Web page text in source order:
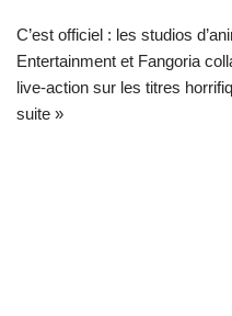
C’est officiel : les studios
Entertainment et Fangoria
live-action sur les titres
suite »